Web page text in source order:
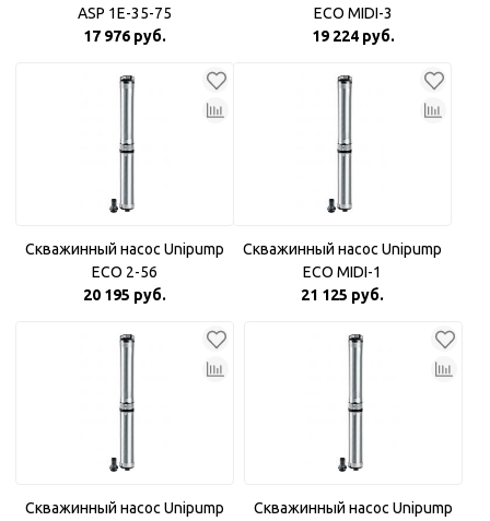
ASP 1E-35-75
17 976 руб.
ECO MIDI-3
19 224 руб.
Скважинный насос Unipump
ECO 2-56
20 195 руб.
Скважинный насос Unipump
ECO MIDI-1
21 125 руб.
Скважинный насос Unipump
Скважинный насос Unipump